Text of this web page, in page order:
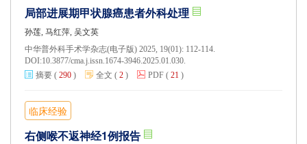
局部进展期甲状腺癌患者外科处理
孙莲, 马红萍, 吴文英
中华普外科手术学杂志(电子版) 2025, 19(01): 112-114.
DOI:10.3877/cma.j.issn.1674-3946.2025.01.030.
摘要 ( 290 ) 全文 ( 2 ) PDF ( 21 )
临床经验
右侧喉不返神经1例报告